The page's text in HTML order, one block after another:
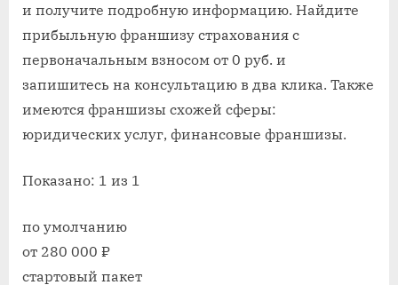
и получите подробную информацию. Найдите
прибыльную франшизу страхования с
первоначальным взносом от 0 руб. и
запишитесь на консультацию в два клика. Также
имеются франшизы схожей сферы:
юридических услуг, финансовые франшизы.
Показано: 1 из 1
по умолчанию
от 280 000 ₽
стартовый пакет